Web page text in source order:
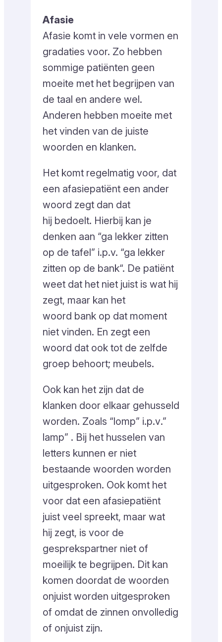
Afasie
Afasie komt in vele vormen en
gradaties voor. Zo hebben
sommige patiënten geen
moeite met het begrijpen van
de taal en andere wel.
Anderen hebben moeite met
het vinden van de juiste
woorden en klanken.
Het komt regelmatig voor, dat
een afasiepatiënt een ander
woord zegt dan dat
hij bedoelt. Hierbij kan je
denken aan “ga lekker zitten
op de tafel” i.p.v. “ga lekker
zitten op de bank“. De patiënt
weet dat het niet juist is wat hij
zegt, maar kan het
woord bankop dat moment
niet vinden. En zegt een
woord dat ook tot de zelfde
groep behoort; meubels.
Ook kan het zijn dat de
klanken door elkaar gehusseld
worden. Zoals “lomp” i.p.v.”
lamp” . Bij het husselen van
letters kunnen er niet
bestaande woorden worden
uitgesproken. Ook komt het
voor dat een afasiepatiënt
juist veel spreekt, maar wat
hij zegt, is voor de
gesprekspartner niet of
moeilijk te begrijpen. Dit kan
komen doordat de woorden
onjuist worden uitgesproken
of omdat de zinnen onvolledig
of onjuist zijn.